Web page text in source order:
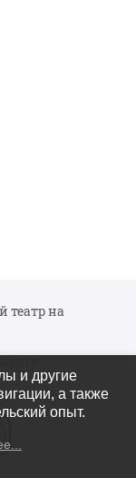
театр на
и другие
а также
опыт.